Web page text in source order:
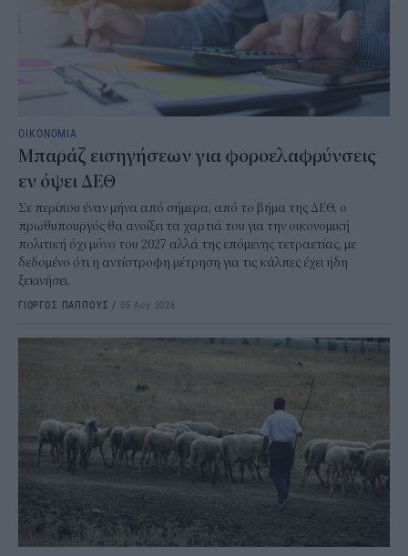
ΟΙΚΟΝΟΜΙΑ
Μπαράζ εισηγήσεων για φοροελαφρύνσεις
εν όψει ΔΕΘ
Σε περίπου έναν μήνα από σήμερα, από το βήμα της ΔΕΘ, ο
πρωθυπουργός θα ανοίξει τα χαρτιά του για την οικονομική
πολιτική όχι μόνο του 2027 αλλά της επόμενης τετραετίας, με
δεδομένο ότι η αντίστροφη μέτρηση για τις κάλπες έχει ήδη
ξεκινήσει.
ΓΙΩΡΓΟΣ ΠΑΠΠΟΥΣ / 05 Αυγ 2026